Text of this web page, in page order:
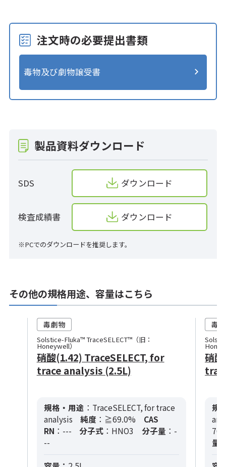
注文時の必要提出書類
毒物及び劇物譲受書
製品資料ダウンロード
SDS ダウンロード
検査成績書 ダウンロード
※PCでのダウンロードを推奨します。
その他の規格用途、容量はこちら
Solstice-Fluka™ TraceSELECT™（旧：
Honeywell）
硝酸(1.42) TraceSELECT, for
trace analysis (2.5L)
規格・用途 ：TraceSELECT, for trace
analysis
純度 ：≧69.0%
CAS
RN ：--- 分子式 ：HNO3 分子量 ：-
--
硝
規
量